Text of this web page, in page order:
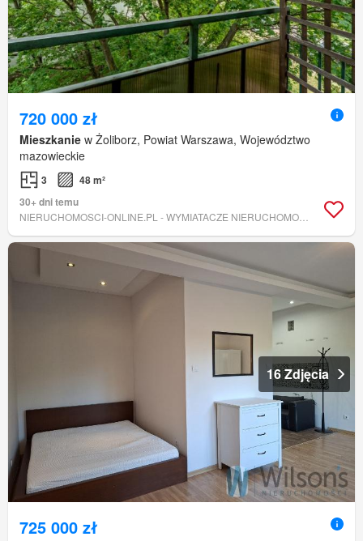
720 000 zł
Mieszkanie w Żoliborz, Powiat Warszawa, Województwo
mazowieckie
3
48 m²
30+ dni temu
16 Zdjęcia
725 000 zł